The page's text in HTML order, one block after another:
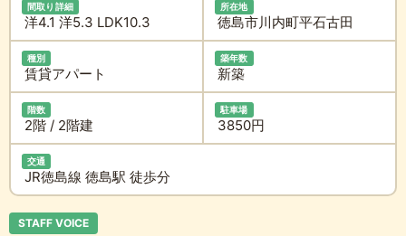
間取り詳細
洋4.1 洋5.3 LDK10.3
所在地
徳島市川内町平石古田
種別
賃貸アパート
築年数
新築
階数
2階 / 2階建
駐車場
3850円
交通
JR徳島線 徳島駅 徒歩分
STAFF VOICE